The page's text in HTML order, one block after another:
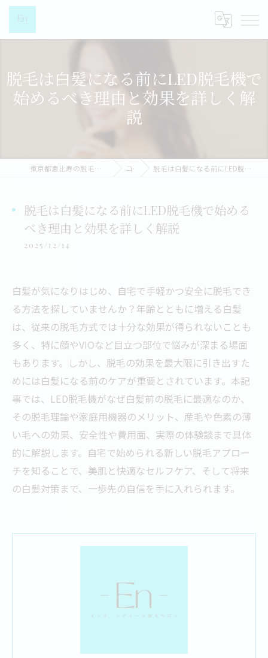
脱毛は白髪になる前にLED脱毛機で
始めるべき理由と効果を詳しく解
説
東京都恵比寿の脱毛なら都度払い脱毛女性専門店-EN- コラム 脱毛は白髪になる前にLED脱毛機で始めるべき理由と効果を詳しく解説
脱毛は白髪になる前にLED脱毛機で始める
べき理由と効果を詳しく解説
2025/12/14
白髪が気になりはじめ、自宅で手軽かつ安全に脱毛でき
る方法を探していませんか？年齢とともに増える白髪
は、従来の脱毛方式では十分な効果が得られないことも
多く、特に顔やVIOなど目立つ部位で悩みが深まる場面
もあります。しかし、脱毛の効果を最大限に引き出すた
めには白髪になる前のケアが重要とされています。本記
事では、LED脱毛機がなぜ白髪前の脱毛に最適なのか、
その脱毛理論や家庭用機器のメリット、産毛や色素の薄
い毛への効果、安全性や費用面、実際の体験談まで具体
的に解説します。自宅で始められる新しい脱毛アプロー
チを知ることで、美肌と快適なセルフケア、そして将来
の白髪対策まで、一歩先の自信を手に入れられます。